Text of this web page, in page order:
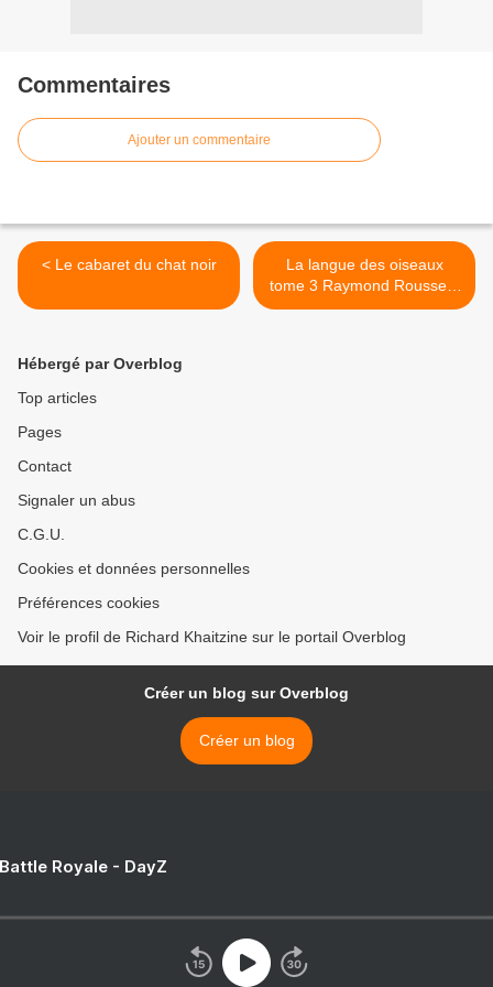
Commentaires
Ajouter un commentaire
< Le cabaret du chat noir
La langue des oiseaux
tome 3 Raymond Roussel -
La plus grande énigme
Hébergé par Overblog
Top articles
Pages
Contact
Signaler un abus
C.G.U.
Cookies et données personnelles
Préférences cookies
Voir le profil de Richard Khaitzine sur le portail Overblog
Créer un blog sur Overblog
Créer un blog
Royale - DayZ